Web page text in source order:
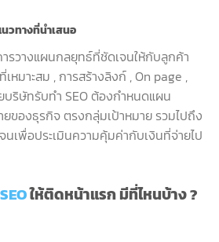
วทางที่นำเสนอ
รวางแผนกลยุทธ์ที่ชัดเจนให้กับลูกค้า
หมาะสม , การสร้างลิงก์ , On page ,
บริษัทรับทำ SEO ต้องกำหนดแผน
ของธุรกิจ ตรงกลุ่มเป้าหมาย รวมไปถึง
นเพื่อประเมินความคุ้มค่ากับเงินที่จ่ายไป
ให้ติดหน้าแรก มีที่ไหนบ้าง ?